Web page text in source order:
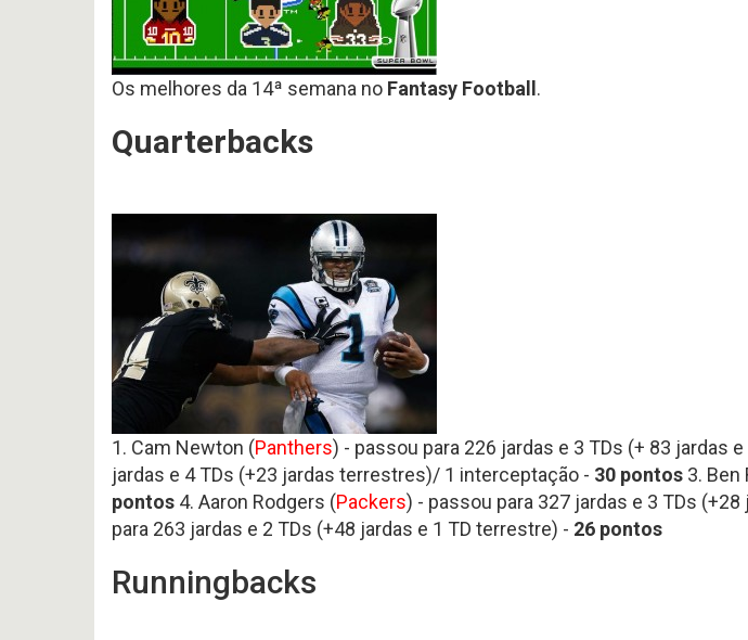
Noticias
Variedades
offseason
OFFSEASON
Avaliação
da
Temporada
2025
#
617
-
Preview
2026
AFC
2026
–
2026
–
Os melhores da 14ª semana no Fantasy Football .
Quarterbacks
1. Cam Newton (Panthers) - passou para 226 jardas e 3 TDs (+ 83 jardas
jardas e 4 TDs (+23 jardas terrestres)/ 1 interceptação - 30 pontos 3. Ben
pontos 4. Aaron Rodgers (Packers) - passou para 327 jardas e 3 TDs
para 263 jardas e 2 TDs (+48 jardas e 1 TD terrestre) - 26 pontos
Runningbacks